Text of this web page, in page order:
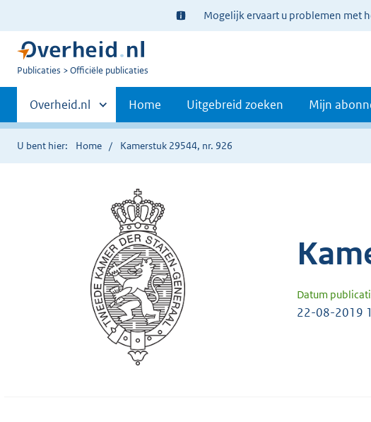
Ter
informatie:
Mogelijk ervaart u problemen met
U
Publicaties Officiële publicaties
Primaire
navigatie
Andere
sites
binnen
Overheid.nl Home Uitgebreid zoeken Mijn
U bent hier: Home Kamerstuk 29544, nr. 926
Datum
22-08-2019